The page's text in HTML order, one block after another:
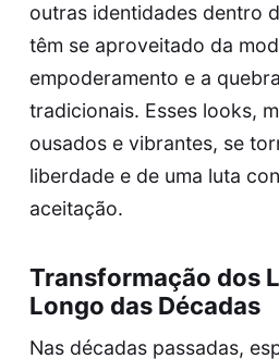
outras identidades dentro
têm se aproveitado da
empoderamento e a
tradicionais. Esses looks,
ousados e vibrantes, se
liberdade e de uma luta
aceitação.
Transformação dos
Longo das Décadas
Nas décadas passadas,